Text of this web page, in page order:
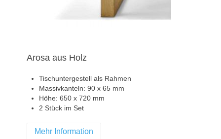
Arosa aus Holz
Tischuntergestell als Rahmen
Massivkanteln: 90 x 65 mm
Höhe: 650 x 720 mm
2 Stück im Set
Mehr Information